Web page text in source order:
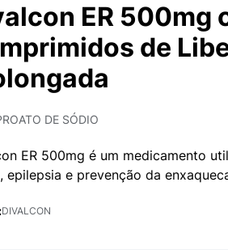
ER 500mg
de
DE SÓDIO
ER 500mg é um medicamento
epilepsia e prevenção da
DIVALCON